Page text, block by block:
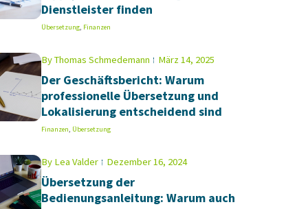
Dienstleister finden
Übersetzung, Finanzen
ByThomas Schmedemann März 14, 2025
Der Geschäftsbericht: Warum
professionelle Übersetzung und
Lokalisierung entscheidend sind
Finanzen, Übersetzung
ByLea Valder Dezember 16, 2024
Übersetzung der
Bedienungsanleitung: Warum auch